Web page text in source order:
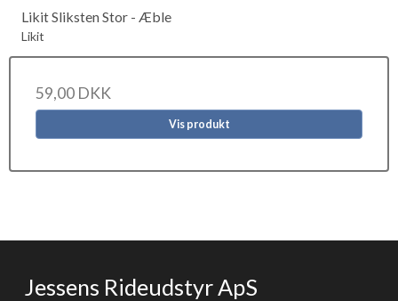
Likit Sliksten Stor - Æble
Likit
59,00 DKK
Vis produkt
Jessens Rideudstyr ApS